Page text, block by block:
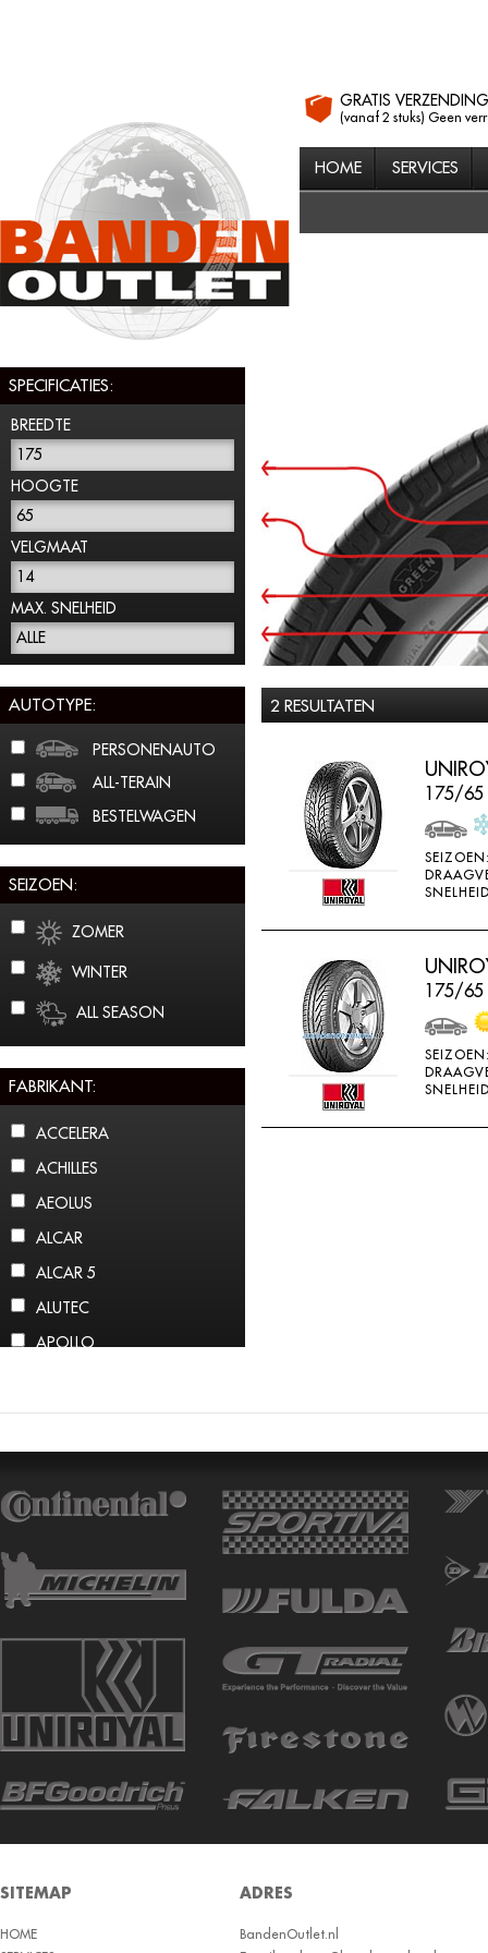
GRATIS VERZENDING
(vanaf 2 stuks) Geen
HOME SERVICES
SPECIFICATIES:
BREEDTE
175
HOOGTE
65
VELGMAAT
14
MAX. SNELHEID
ALLE
AUTOTYPE:
PERSONENAUTO
ALL-TERAIN
BESTELWAGEN
SEIZOEN:
ZOMER
WINTER
ALL SEASON
FABRIKANT:
ACCELERA
ACHILLES
AEOLUS
ALCAR
ALCAR 5
ALUTEC
APOLLO
ARROWSPEED
ATLAS
AUTOGREEN
AUTOGUARD
BARUM W
BCT
BF GOODRICH
BOTO
BRIDGESTON
2 RESULTATEN
175/65
175/65
SITEMAP
HOME
ADRES
BandenOutlet.nl